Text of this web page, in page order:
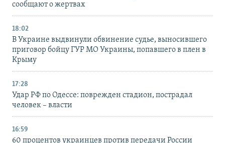
сообщают о жертвах
18:02
В Украине выдвинули обвинение судье, выносившего
приговор бойцу ГУР МО Украины, попавшего в плен в
Крыму
17:28
Удар РФ по Одессе: поврежден стадион, пострадал
человек – власти
16:59
60 процентов украинцев против передачи России